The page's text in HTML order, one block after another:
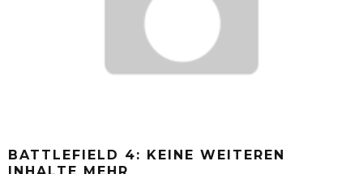
BATTLEFIELD 4: KEINE WEITEREN